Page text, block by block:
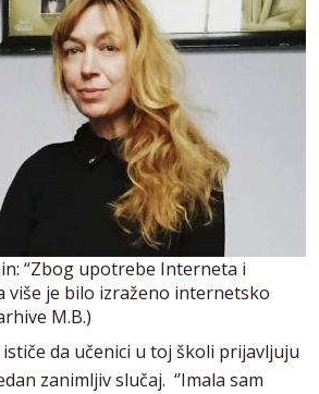
“Zbog upotrebe Interneta i
više je bilo izraženo internetsko
M.B.)
da učenici u toj školi prijavljuju
zanimljiv slučaj. ‘’Imala sam